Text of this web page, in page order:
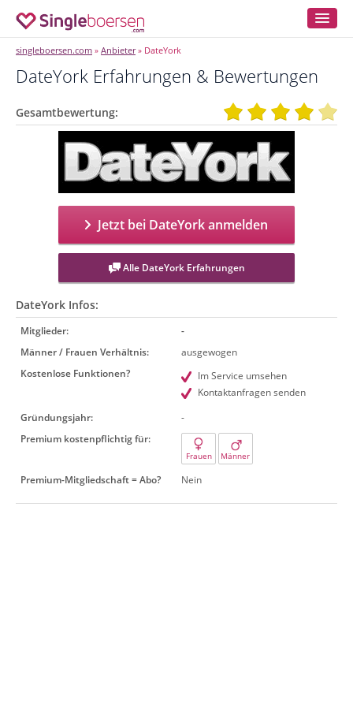
singleboersen.com » Anbieter» DateYork
DateYork Erfahrungen & Bewertungen
Gesamtbewertung:
Jetzt bei DateYork anmelden
Alle DateYork Erfahrungen
DateYork Infos:
Mitglieder:
-
Männer / Frauen Verhältnis:
ausgewogen
Kostenlose Funktionen?
Im Service umsehen
Kontaktanfragen senden
Gründungsjahr:
-
Premium kostenpflichtig für:
Frauen Männer
Premium-Mitgliedschaft = Abo? Nein